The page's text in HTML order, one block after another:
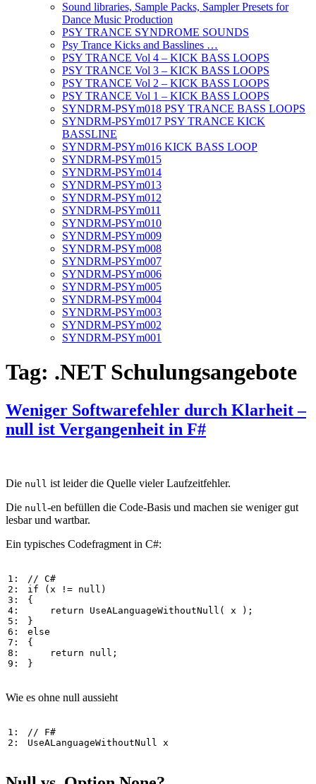
Sound libraries, Sample Packs, Sampler Presets for
Dance Music Production
PSY TRANCE SYNDROME SOUNDS
Psy Trance Kicks and Basslines …
PSY TRANCE Vol 4 – KICK BASS LOOPS
PSY TRANCE Vol 3 – KICK BASS LOOPS
PSY TRANCE Vol 2 – KICK BASS LOOPS
PSY TRANCE Vol 1 – KICK BASS LOOPS
SYNDRM-PSYm018 PSY TRANCE BASS LOOPS
SYNDRM-PSYm017 PSY TRANCE KICK
BASSLINE
SYNDRM-PSYm016 KICK BASS LOOP
SYNDRM-PSYm015
SYNDRM-PSYm014
SYNDRM-PSYm013
SYNDRM-PSYm012
SYNDRM-PSYm011
SYNDRM-PSYm010
SYNDRM-PSYm009
SYNDRM-PSYm008
SYNDRM-PSYm007
SYNDRM-PSYm006
SYNDRM-PSYm005
SYNDRM-PSYm004
SYNDRM-PSYm003
SYNDRM-PSYm002
SYNDRM-PSYm001
Tag: .NET Schulungsangebote
Weniger Softwarefehler durch Klarheit –
null ist Vergangenheit in F#
Die null ist leider die Quelle vieler Laufzeitfehler.
Die null -en befüllen die Code-Basis und machen sie weniger gut
lesbar und wartbar.
Ein typisches Codefragment in C#:
1:
2:
3:
4:
5:
6:
7:
8:
9:
// C#
if ( x != null )
{
return
UseALanguageWithoutNull ( x );
else
{
return
null ;
}
Wie es ohne null aussieht
1:
2:
// F#
UseALanguageWithoutNull
x